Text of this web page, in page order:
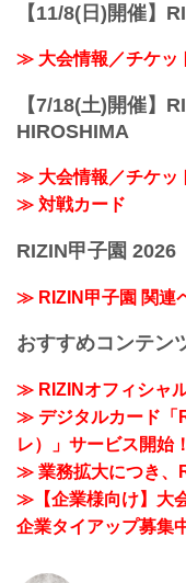
【11/8(日)開催】
≫ 大会情報／チケッ
【7/18(土)開催】
HIROSHIMA
≫ 大会情報／チケッ
≫ 対戦カード
RIZIN甲子園 2026
≫ RIZIN甲子園 関連
おすすめコンテン
≫ RIZINオフィシャ
≫ デジタルカード「
レ）」サービス開始！
≫ 業務拡大につき、
≫【企業様向け】大
企業タイアップ募集